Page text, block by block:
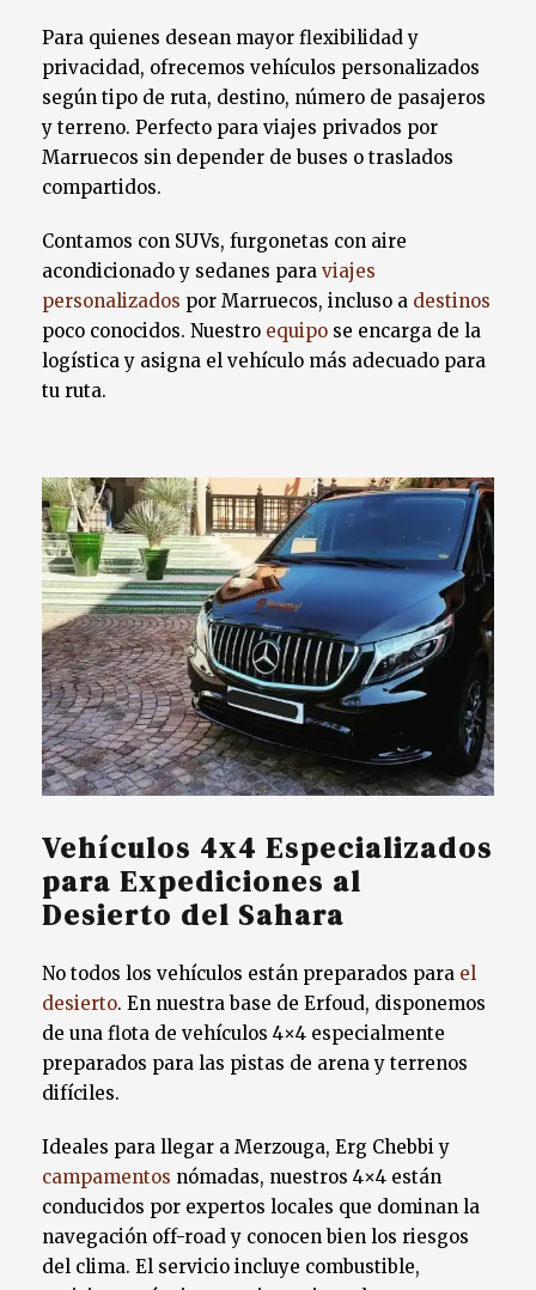
Para quienes desean mayor flexibilidad y
privacidad, ofrecemos vehículos personalizados
según tipo de ruta, destino, número de pasajeros
y terreno. Perfecto para viajes privados por
Marruecos sin depender de buses o traslados
compartidos.
Contamos con SUVs, furgonetas con aire
acondicionado y sedanes para viajes
personalizados por Marruecos, incluso a destinos
poco conocidos. Nuestro equipo se encarga de la
logística y asigna el vehículo más adecuado para
tu ruta.
Vehículos 4x4 Especializados
para Expediciones al
Desierto del Sahara
No todos los vehículos están preparados para el
desierto. En nuestra base de Erfoud, disponemos
de una flota de vehículos 4×4 especialmente
preparados para las pistas de arena y terrenos
difíciles.
Ideales para llegar a Merzouga, Erg Chebbi y
campamentos nómadas, nuestros 4×4 están
conducidos por expertos locales que dominan la
navegación off-road y conocen bien los riesgos
del clima. El servicio incluye combustible,